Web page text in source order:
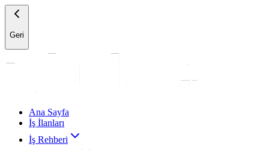
Geri
Ana Sayfa
İş İlanları
İş Rehberi